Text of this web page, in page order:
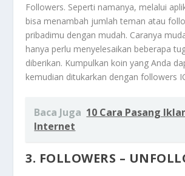
Followers. Seperti namanya, melalui
bisa menambah jumlah teman atau
pribadimu dengan mudah. Caranya
hanya perlu menyelesaikan beberapa
diberikan. Kumpulkan koin yang Anda
kemudian ditukarkan dengan followers
Baca Juga 10 Cara Pasang
Internet
3. FOLLOWERS –